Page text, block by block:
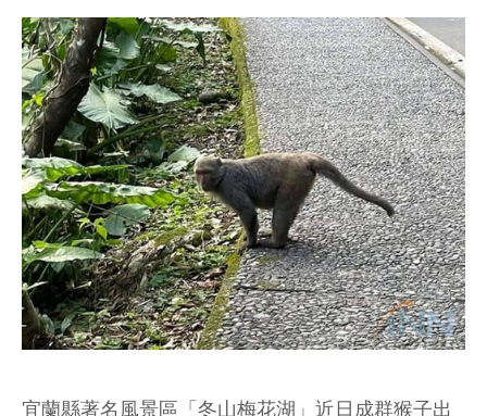
宜蘭縣著名風景區「冬山梅花湖」近日成群猴子出